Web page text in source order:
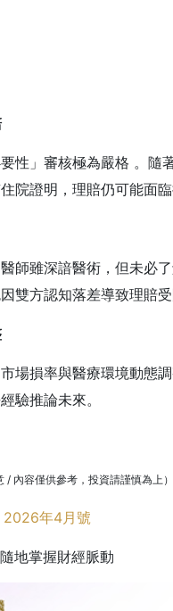
性」審核極為嚴格 。隨
院證明，理賠仍可能面臨
師雖深諳醫術，但未必
雙方認知落差導致理賠受
場損率與醫療環境動態
驗推論未來。
內容僅供參考，投資請謹慎為上）
2026年4月號
地掌握財經脈動